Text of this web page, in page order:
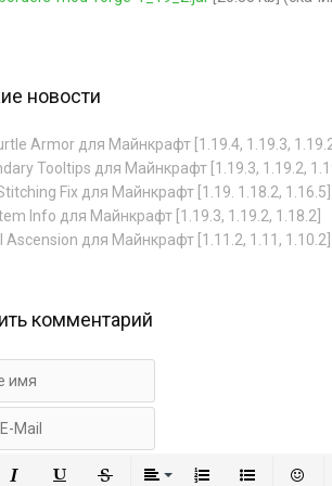
новости
Armor для Майнкрафт [1.19.4, 1.19.3,
Tooltips для Майнкрафт [1.19.3, 1.19.2,
Fix для Майнкрафт [1.19. 1.18.2, 1.16.5]
Info для Майнкрафт [1.19.3, 1.19.2, 1.18.2]
Ascension для Майнкрафт [1.11.2, 1.11, 1.10.2]
комментарий